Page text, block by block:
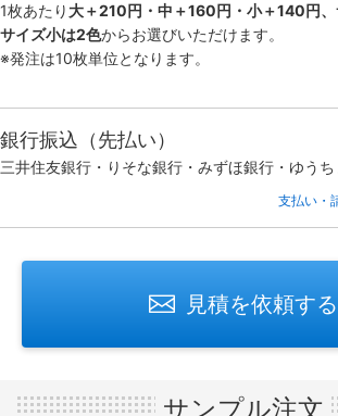
1枚あたり 大＋210円・中＋160円・小＋140円、
サイズ小は2色からお選びいただけます。
※発注は10枚単位となります。
銀行振込（先払い）
三井住友銀行・りそな銀行・みずほ銀行・ゆう
支払い・
見積を依頼する
サンプル注文